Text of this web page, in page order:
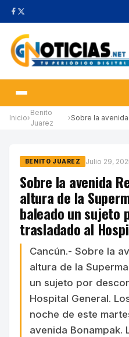
Inicio›
Benito
Juarez
›
BENITO JUAREZ Julio 29,
Sobre la avenida
altura de la
baleado un sujeto
trasladado al
Cancún.- Sobre la
altura de la
un sujeto por
Hospital General.
noche de este
avenida Bonampak.